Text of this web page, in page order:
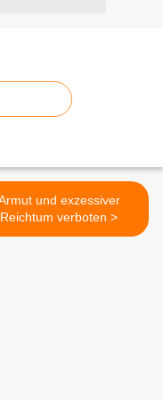
und exzessiver
Reichtum verboten >